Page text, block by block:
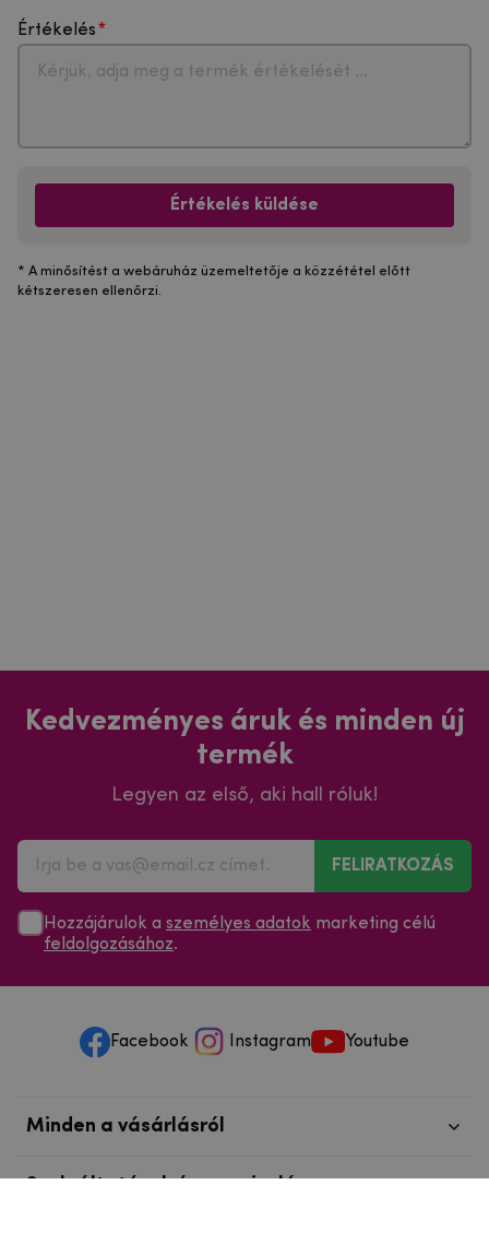
Értékelés
Értékelés küldése
* A minősítést a webáruház üzemeltetője a közzététel előtt
kétszeresen ellenőrzi.
Kedvezményes áruk és minden új
termék
Legyen az első, aki hall róluk!
FELIRATKOZÁS
Hozzájárulok a személyes adatok marketing célú
feldolgozásához.
Facebook Instagram Youtube
Minden a vásárlásról